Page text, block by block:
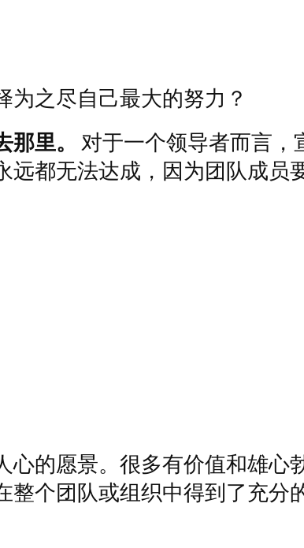
之尽自己最大的努力？
里。
对于一个领导者而言，
都无法达成，因为团队成员
的愿景。很多有价值和雄心
个团队或组织中得到了充分